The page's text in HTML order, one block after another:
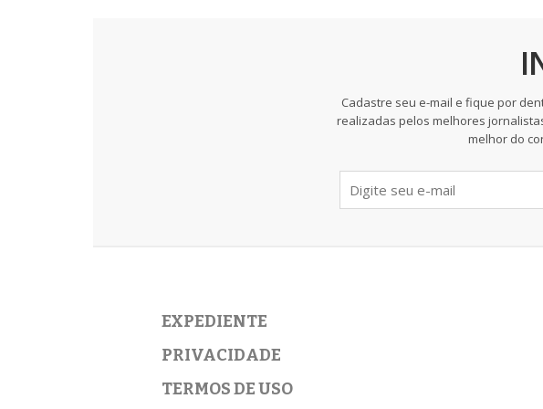
Cadastre seu e-mail e fique por
realizadas pelos melhores
melhor do
EXPEDIENTE
PRIVACIDADE
TERMOS DE USO